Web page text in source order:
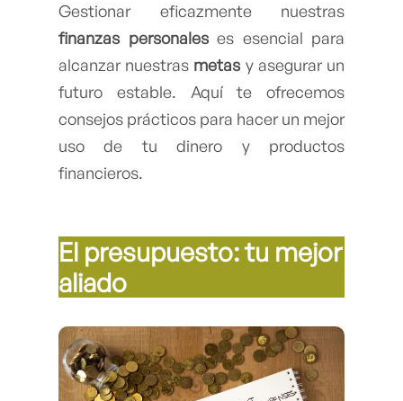
Gestionar eficazmente nuestras
finanzas personaleses esencial para
alcanzar nuestras metas y asegurar un
futuro estable. Aquí te ofrecemos
consejos prácticos para hacer un mejor
uso de tu dinero y productos
financieros.
El presupuesto: tu mejor
aliado